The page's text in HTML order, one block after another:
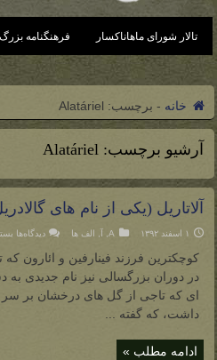
تالار شورای ماهاناکسار فرهنگنامه بزرگ
خانه - برچسب: Alatáriel
آرشیو برچسب:Alatáriel
آلاتاریل (یکی از نام های
۱ اسفند ۱۳۹۲ A آ الف ها دیدگاه‌ها
ازکوچکترین فرزند فینارفین و ائارون
در دوران بزرگسالی نیز نام جدیدی به
ای که تاجی از گل های درخشان بر سر
داشت، که گفته ...
ادامه مطلب »